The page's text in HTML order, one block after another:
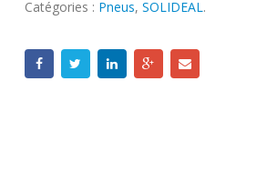
Catégories : Pneus, SOLIDEAL.